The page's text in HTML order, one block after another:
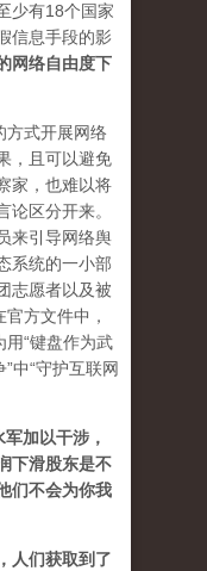
少有18个国家
信息手段的影
网络自由度下
方式开展网络
，且可以避免
家，也难以将
论区分开来。
来引导网络舆
系统的一小部
志愿者以及被
方文件中，
用“键盘作为武
中“守护互联网
加以干涉，
下滑股东是不
们不会为你我
人们获取到了